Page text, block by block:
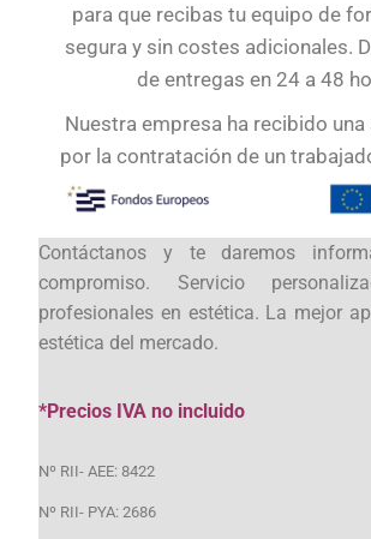
para que recibas tu equipo de
segura y sin costes adicionales.
de entregas en 24 a 48
Nuestra empresa ha recibido
por la contratación de un
Contáctanos y te daremos
compromiso. Servicio
profesionales en estética. La mejor
estética del mercado.
*Precios IVA no incluido
Nº RII- AEE: 8422
Nº RII- PYA: 2686